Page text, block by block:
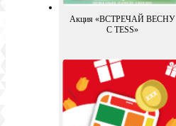
Акция «ВСТРЕЧАЙ ВЕСНУ
С TESS»